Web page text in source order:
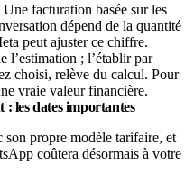
facturation basée sur les
dépend de la quantité
peut ajuster ce chiffre.
l’estimation ; l’établir par
choisi, relève du calcul. Pour
vraie valeur financière.
: les dates importantes
son propre modèle tarifaire, et
coûtera désormais à votre